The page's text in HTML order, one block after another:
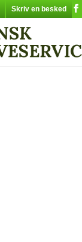
Skriv en besked